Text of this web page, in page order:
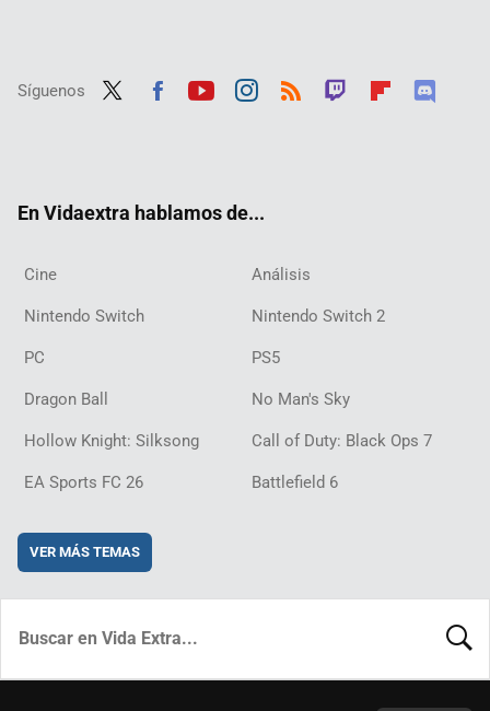
Síguenos
En Vidaextra hablamos de...
Cine Análisis
Nintendo Switch Nintendo Switch 2
PC PS5
Dragon Ball No Man's Sky
Hollow Knight: Silksong Call of Duty: Black Ops 7
EA Sports FC 26 Battlefield 6
VER MÁS TEMAS